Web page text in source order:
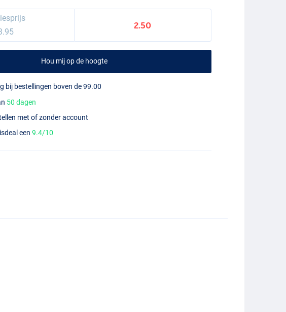
2.50
Hou mij op de hoogte
bij bestellingen boven de 99.00
50 dagen
met of zonder account
een9.4/10